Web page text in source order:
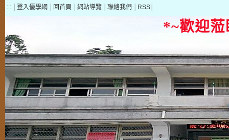
::: 登入優學網 回首頁 網站導覽 聯絡我們 RSS
*~歡迎